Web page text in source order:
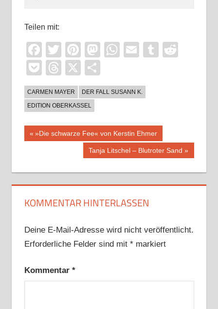
Teilen mit:
Facebook
TwitterPinterest
Mastodon
WhatsApp
EmailTumblr
PocketThreads
X
CARMEN MAYER
DER FALL SUSANN K.
EDITION OBERKASSEL
Beitragsnavigation
Vorheriger
»Die schwarze Fee« von Kerstin Ehmer
Nächster
Tanja Litschel – Blutroter Sand
KOMMENTAR HINTERLASSEN
Deine E-Mail-Adresse wird nicht veröffentlicht.
Erforderliche Felder sind mit *markiert
Kommentar *